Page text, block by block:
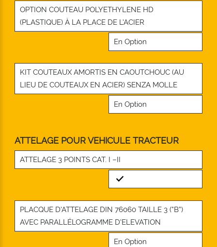
OPTION COUTEAU POLYETHYLENE HD
(PLASTIQUE) À LA PLACE DE L’ACIER
En Option
KIT COUTEAUX AMORTIS EN CAOUTCHOUC (AU
LIEU DE COUTEAUX EN ACIER) SENZA MOLLE
En Option
ATTELAGE POUR VEHICULE TRACTEUR
ATTELAGE 3 POINTS CAT. I –II
Standard
PLACQUE D’ATTELAGE DIN 76060 TAILLE 3 (“B”)
AVEC PARALLÉLOGRAMME D’ELEVATION
En Option